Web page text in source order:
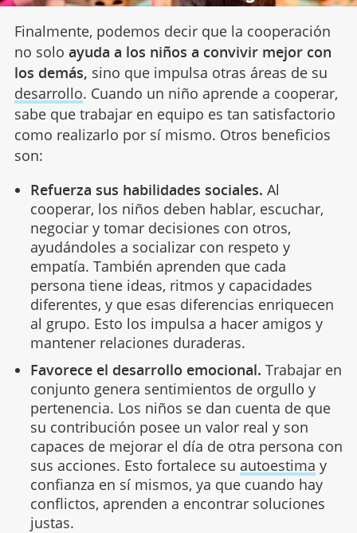
Finalmente, podemos decir que la cooperación
no solo ayuda a los niños a convivir mejor con
los demás, sino que impulsa otras áreas de su
desarrollo. Cuando un niño aprende a cooperar,
sabe que trabajar en equipo es tan satisfactorio
como realizarlo por sí mismo. Otros beneficios
son:
Refuerza sus habilidades sociales. Al
cooperar, los niños deben hablar, escuchar,
negociar y tomar decisiones con otros,
ayudándoles a socializar con respeto y
empatía. También aprenden que cada
persona tiene ideas, ritmos y capacidades
diferentes, y que esas diferencias enriquecen
al grupo. Esto los impulsa a hacer amigos y
mantener relaciones duraderas.
Favorece el desarrollo emocional. Trabajar en
conjunto genera sentimientos de orgullo y
pertenencia. Los niños se dan cuenta de que
su contribución posee un valor real y son
capaces de mejorar el día de otra persona con
sus acciones. Esto fortalece su autoestima y
confianza en sí mismos, ya que cuando hay
conflictos, aprenden a encontrar soluciones
justas.